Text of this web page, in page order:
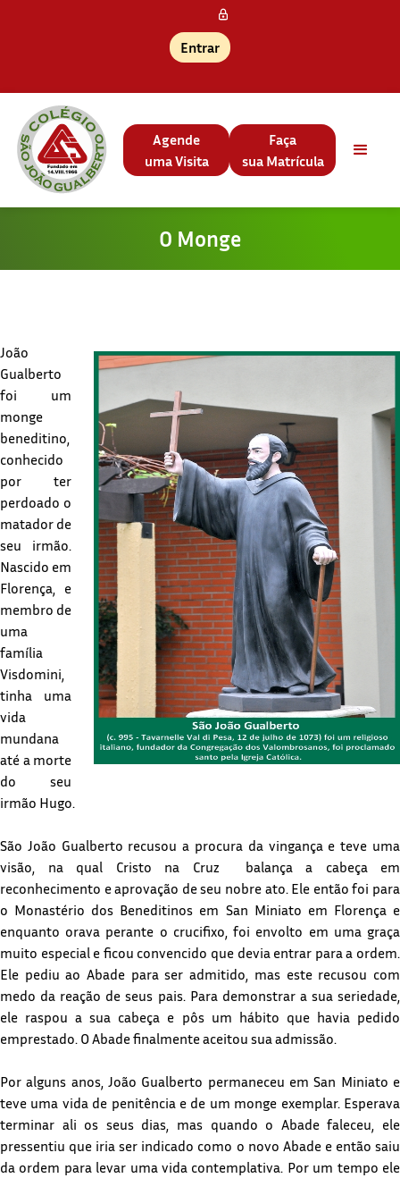
Entrar
Agende
uma Visita
Faça
sua Matrícula
O Monge
João
Gualberto
foi um
monge
beneditino,
conhecido
por ter
perdoado o
matador de
seu irmão.
Nascido em
Florença, e
membro de
uma
família
Visdomini,
tinha uma
vida
mundana
até a morte
do seu
irmão Hugo.
São João Gualberto recusou a procura da vingança e teve uma
visão, na qual Cristo na Cruz balança a cabeça em
reconhecimento e aprovação de seu nobre ato. Ele então foi para
o Monastério dos Beneditinos em San Miniato em Florença e
enquanto orava perante o crucifixo, foi envolto em uma graça
muito especial e ficou convencido que devia entrar para a ordem.
Ele pediu ao Abade para ser admitido, mas este recusou com
medo da reação de seus pais. Para demonstrar a sua seriedade,
ele raspou a sua cabeça e pôs um hábito que havia pedido
emprestado. O Abade finalmente aceitou sua admissão.
Por alguns anos, João Gualberto permaneceu em San Miniato e
teve uma vida de penitência e de um monge exemplar. Esperava
terminar ali os seus dias, mas quando o Abade faleceu, ele
pressentiu que iria ser indicado como o novo Abade e então saiu
da ordem para levar uma vida contemplativa. Por um tempo ele